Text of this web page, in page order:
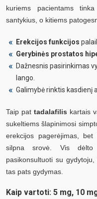
kuriems pacientams
santykius, o kitiems
Erekcijos funkcijos
Gerybinės prostatos
Dažnesnis pasirinkimas
lango.
Galimybė rinktis kasdienį
Taip pat tadalafilis kartais
sukeltiems šlapinimosi
erekcijos pagerėjimas,
silpna srovė. Vis dėlto
pasikonsultuoti su
tas pats gydymas.
Kaip vartoti: 5 mg, 10